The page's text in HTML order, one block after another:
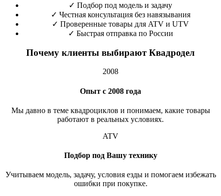
✓ Подбор под модель и задачу
✓ Честная консультация без навязывания
✓ Проверенные товары для ATV и UTV
✓ Быстрая отправка по России
Почему клиенты выбирают Квадродел
2008
Опыт с 2008 года
Мы давно в теме квадроциклов и понимаем, какие товары
работают в реальных условиях.
ATV
Подбор под Вашу технику
Учитываем модель, задачу, условия езды и помогаем избежать
ошибки при покупке.